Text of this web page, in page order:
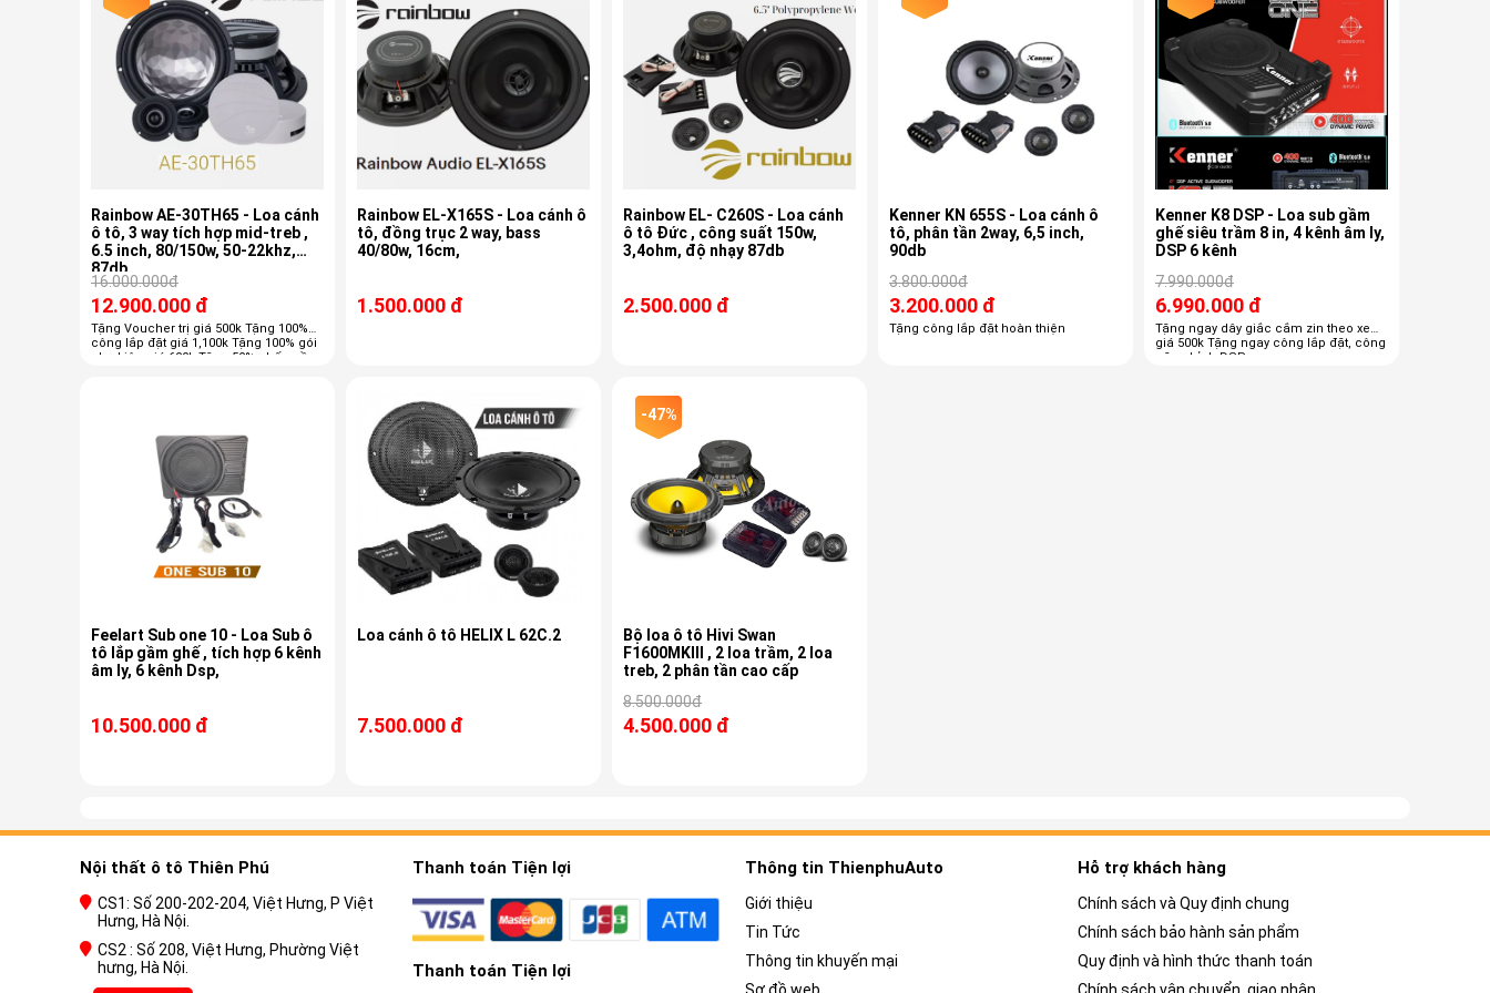
Rainbow AE-30TH65 - Loa cánh
ô tô, 3 way tích hợp mid-treb ,
6.5 inch, 80/150w, 50-22khz,
87db
16.000.000đ
12.900.000 đ
Tặng Voucher trị giá 500k Tặng 100%
công lắp đặt giá 1,100k Tặng 100% gói
phụ kiện giá 600k Tặng 50% chống ồn
Rainbow EL-X165S - Loa cánh ô
tô, đồng trục 2 way, bass
40/80w, 16cm,
1.500.000 đ
Rainbow EL- C260S - Loa cánh
ô tô Đức , công suất 150w,
3,4ohm, độ nhạy 87db
2.500.000 đ
Kenner KN 655S - Loa cánh ô
tô, phân tần 2way, 6,5 inch,
90db
3.800.000đ
3.200.000 đ
Tặng công lắp đặt hoàn thiện
Kenner K8 DSP - Loa sub gầm
ghế siêu trầm 8 in, 4 kênh âm ly,
DSP 6 kênh
7.990.000đ
6.990.000 đ
Tặng ngay dây giắc cắm zin theo xe
giá 500k Tặng ngay công lắp đặt, công
căn chỉnh DSP
Feelart Sub one 10 - Loa Sub ô
tô lắp gầm ghế , tích hợp 6 kênh
âm ly, 6 kênh Dsp,
10.500.000 đ
Loa cánh ô tô HELIX L 62C.2
7.500.000 đ
-47%
Bộ loa ô tô Hivi Swan
F1600MKIII , 2 loa trầm, 2 loa
treb, 2 phân tần cao cấp
8.500.000đ
4.500.000 đ
Nội thất ô tô Thiên Phú
CS1: Số 200-202-204, Việt Hưng, P Việt
Hưng, Hà Nội.
CS2 : Số 208, Việt Hưng, Phường Việt
hưng, Hà Nội.
Thanh toán Tiện lợi
Thanh toán Tiện lợi
Thông tin ThienphuAuto
Giới thiệu
Tin Tức
Thông tin khuyến mại
Hỗ trợ khách hàng
Chính sách và Quy định chung
Chính sách bảo hành sản phẩm
Quy định và hình thức thanh toán